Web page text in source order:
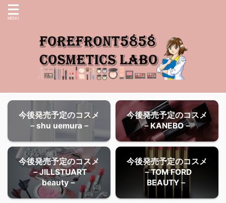
今後発売予定のコスメ
－shu uemura－
今後発売予定のコスメ
－KANEBO－
今後発売予定のコスメ
－JILLSTUART
beauty－
今後発売予定のコスメ
－TOM FORD
BEAUTY－